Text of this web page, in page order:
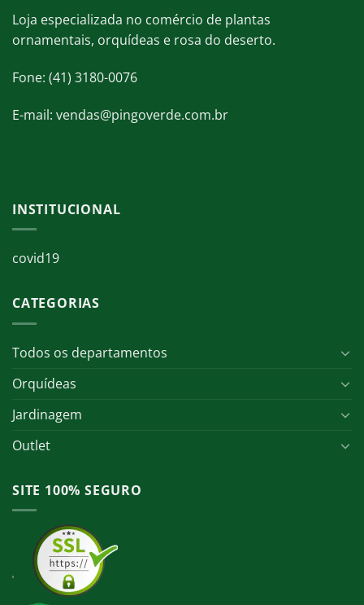
Loja especializada no comércio de plantas
ornamentais, orquídeas e rosa do deserto.
Fone: (41) 3180-0076
E-mail: vendas@pingoverde.com.br
INSTITUCIONAL
covid19
CATEGORIAS
Todos os departamentos
Orquídeas
Jardinagem
Outlet
SITE 100% SEGURO